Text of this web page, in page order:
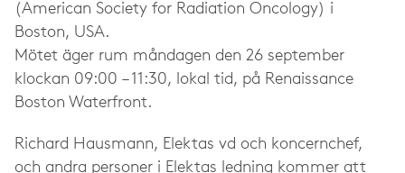
(American Society for Radiation Oncology) i
Boston, USA.
Mötet äger rum måndagen den 26 september
klockan 09:00 – 11:30, lokal tid, på Renaissance
Boston Waterfront.
Richard Hausmann, Elektas vd och koncernchef,
och andra personer i Elektas ledning kommer att